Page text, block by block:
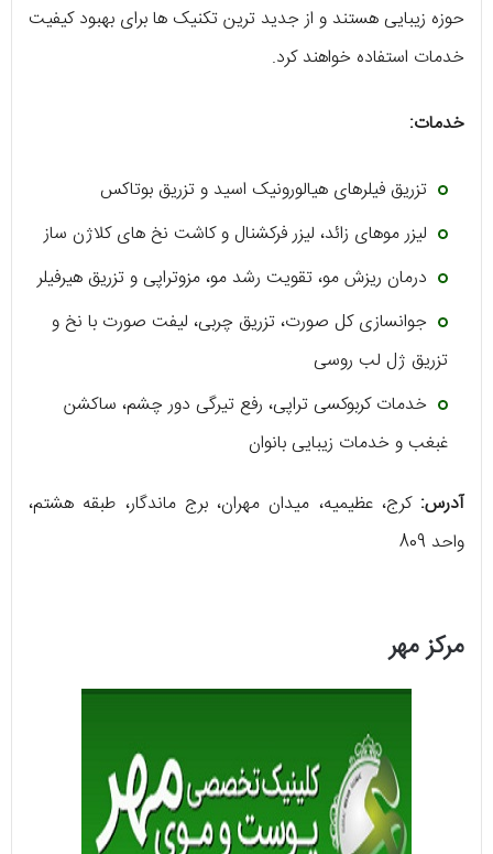
حوزه زیبایی هستند و از جدید ترین تکنیک ‌ها برای بهبود کیفیت
خدمات استفاده خواهند کرد.
خدمات:
تزریق فیلرهای هیالورونیک اسید و تزریق بوتاکس
لیزر موهای زائد، لیزر فرکشنال و کاشت نخ ‌های کلاژن ساز
درمان ریزش مو، تقویت رشد مو، مزوتراپی و تزریق هیرفیلر
جوانسازی کل صورت، تزریق چربی، لیفت صورت با نخ و
تزریق ژل لب روسی
خدمات کربوکسی تراپی، رفع تیرگی دور چشم، ساکشن
غبغب و خدمات زیبایی بانوان
آدرس:کرج، عظیمیه، میدان مهران، برج ماندگار، طبقه هشتم،
واحد 809
مرکز مهر